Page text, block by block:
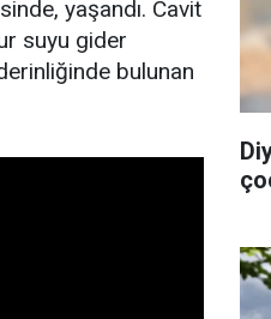
yaşandı. Cavit
suyu gider
bulunan